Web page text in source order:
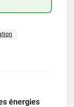
énergies